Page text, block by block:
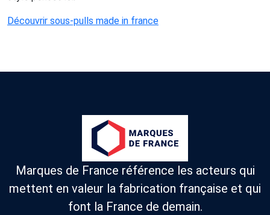
Découvrir sous-pulls made in france
Marques de France référence les acteurs qui
mettent en valeur la fabrication française et qui
font la France de demain.